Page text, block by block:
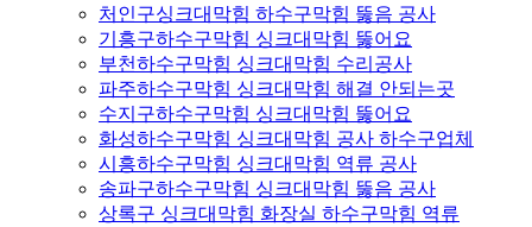
처인구싱크대막힘 하수구막힘 뚫음 공사
기흥구하수구막힘 싱크대막힘 뚫어요
부천하수구막힘 싱크대막힘 수리공사
파주하수구막힘 싱크대막힘 해결 안되는곳
수지구하수구막힘 싱크대막힘 뚫어요
화성하수구막힘 싱크대막힘 공사 하수구업체
시흥하수구막힘 싱크대막힘 역류 공사
송파구하수구막힘 싱크대막힘 뚫음 공사
상록구 싱크대막힘 화장실 하수구막힘 역류